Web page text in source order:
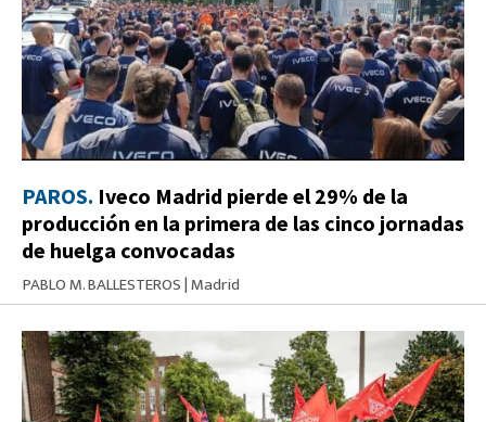
PAROS. Iveco Madrid pierde el 29% de la
producción en la primera de las cinco jornadas
de huelga convocadas
PABLO M. BALLESTEROS|Madrid